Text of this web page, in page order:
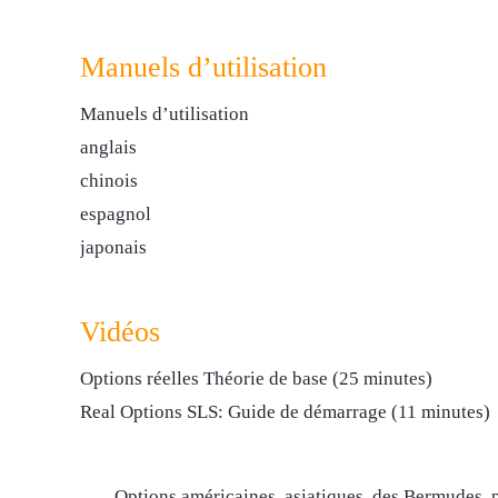
Manuels d’utilisation
Manuels d’utilisation
anglais
chinois
espagnol
japonais
Vidéos
Options réelles Théorie de base (25 minutes)
Real Options SLS: Guide de démarrage (11 minutes)